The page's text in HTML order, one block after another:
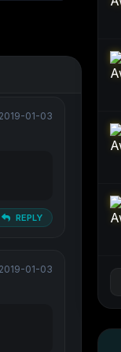
2019-01-03
REPLY
2019-01-03